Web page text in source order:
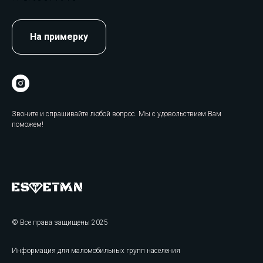
На примерку
Звоните и спрашивайте любой вопрос. Мы с удовольствием Вам
поможем!
© Все права защищены 2025
Информация для маломобильных групп населения